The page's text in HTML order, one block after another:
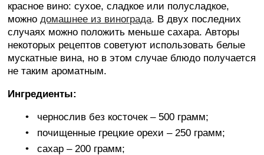
красное вино: сухое, сладкое или полусладкое,
можнодомашнее из винограда. В двух последних
случаях можно положить меньше сахара. Авторы
некоторых рецептов советуют использовать белые
мускатные вина, но в этом случае блюдо получается
не таким ароматным.
Ингредиенты:
чернослив без косточек – 500 грамм;
почищенные грецкие орехи – 250 грамм;
сахар – 200 грамм;